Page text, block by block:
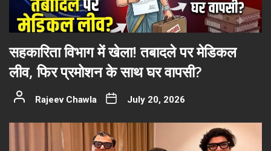
सहकारिता विभाग में खेला! तबादले पर मेडिकल
लीव, फिर प्रमोशन के साथ घर वापसी?
Rajeev Chawla July 20, 2026